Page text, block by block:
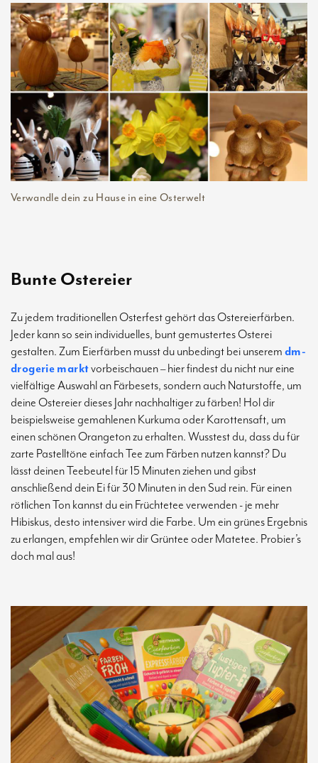
Verwandle dein zu Hause in eine Osterwelt
Bunte Ostereier
Zu jedem traditionellen Osterfest gehört das Ostereierfärben.
Jeder kann so sein individuelles, bunt gemustertes Osterei
gestalten. Zum Eierfärben musst du unbedingt bei unserem dm-
drogerie marktvorbeischauen – hier findest du nicht nur eine
vielfältige Auswahl an Färbesets, sondern auch Naturstoffe, um
deine Ostereier dieses Jahr nachhaltiger zu färben! Hol dir
beispielsweise gemahlenen Kurkuma oder Karottensaft, um
einen schönen Orangeton zu erhalten. Wusstest du, dass du für
zarte Pastelltöne einfach Tee zum Färben nutzen kannst? Du
lässt deinen Teebeutel für 15 Minuten ziehen und gibst
anschließend dein Ei für 30 Minuten in den Sud rein. Für einen
rötlichen Ton kannst du ein Früchtetee verwenden - je mehr
Hibiskus, desto intensiver wird die Farbe. Um ein grünes Ergebnis
zu erlangen, empfehlen wir dir Grüntee oder Matetee. Probier’s
doch mal aus!